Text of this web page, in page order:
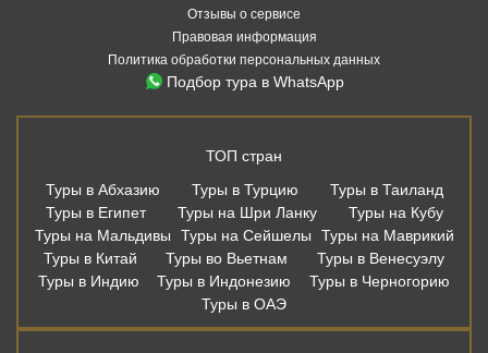
Отзывы о сервисе
Правовая информация
Политика обработки персональных данных
Подбор тура в WhatsApp
ТОП стран
Туры в Абхазию
Туры в Турцию
Туры в Таиланд
Туры в Египет
Туры на Шри Ланку
Туры на Кубу
Туры на Мальдивы
Туры на Сейшелы
Туры на Маврикий
Туры в Китай
Туры во Вьетнам
Туры в Венесуэлу
Туры в Индию
Туры в Индонезию
Туры в Черногорию
Туры в ОАЭ